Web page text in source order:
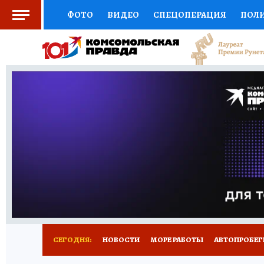
ФОТО ВИДЕО СПЕЦОПЕРАЦИЯ
СОЦПОДДЕРЖКА НАУКА СПОРТ
ВЫБОР ЭКСПЕРТОВ ДОКТОР
ПРОГНОЗЫ НА СПОРТ
НОВОЕ
СЕГОДНЯ: НОВОСТИ МОРЕ РАБОТЫ